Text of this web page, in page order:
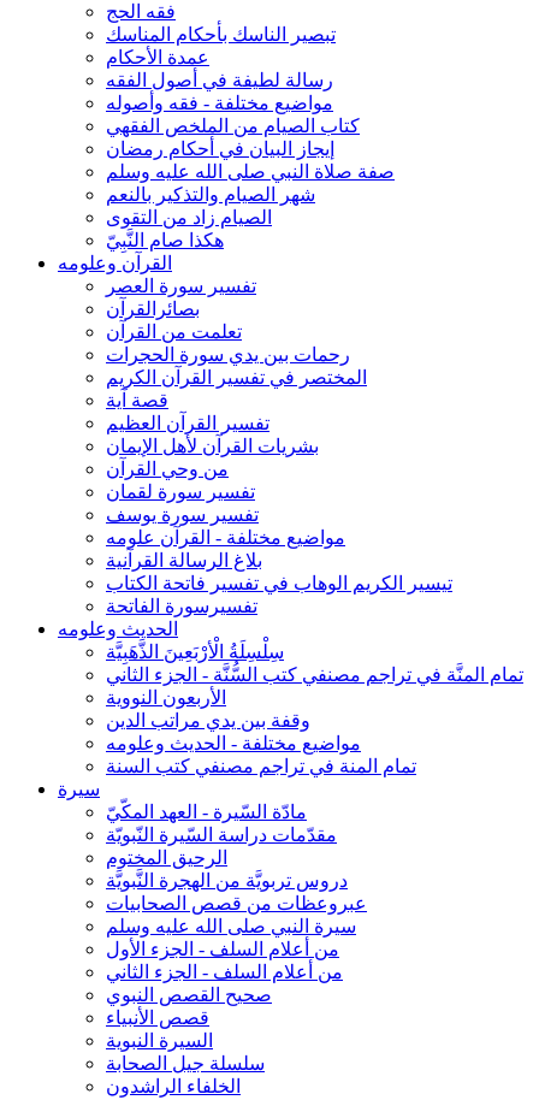
فقه الحج
تبصير الناسك بأحكام المناسك
عمدة الأحكام
رسالة لطيفة في أصول الفقه
مواضيع مختلفة - فقه وأصوله
كتاب الصيام من الملخص الفقهي
إيجاز البيان في أحكام رمضان
صفة صلاة النبي صلى الله عليه وسلم
شهر الصيام والتذكير بالنعم
الصيام زاد من التقوى
هكذا صام النَّبِيّ
القرآن وعلومه
تفسير سورة العصر
بصائرالقرآن
تعلمت من القرآن
رحمات بين يدي سورة الحجرات
المختصر في تفسير القرآن الكريم
قصة آية
تفسير القرآن العظيم
بشريات القرآن لأهل الإيمان
من وحي القرآن
تفسير سورة لقمان
تفسير سورة يوسف
مواضيع مختلفة - القرآن علومه
بلاغ الرسالة القرآنية
تيسير الكريم الوهاب في تفسير فاتحة الكتاب
تفسيرسورة الفاتحة
الحديث وعلومه
سِلْسِلَةُ الْأرْبَعِينَ الذَّهَبِيَّة
تمام المنَّة في تراجم مصنفي كتب السُّنَّة - الجزء الثاني
الأربعون النووية
وقفة بين يدي مراتب الدين
مواضيع مختلفة - الحديث وعلومه
تمام المنة في تراجم مصنفي كتب السنة
سيرة
مادّة السّيرة - العهد المكّيّ
مقدّمات دراسة السّيرة النّبويّة
الرحيق المختوم
دروس تربويَّة من الهجرة النَّبويَّة
عبروعظات من قصص الصحابيات
سيرة النبي صلى الله عليه وسلم
من أعلام السلف - الجزء الأول
من أعلام السلف - الجزء الثاني
صحيح القصص النبوي
قصص الأنبياء
السيرة النبوية
سلسلة جيل الصحابة
الخلفاء الراشدون